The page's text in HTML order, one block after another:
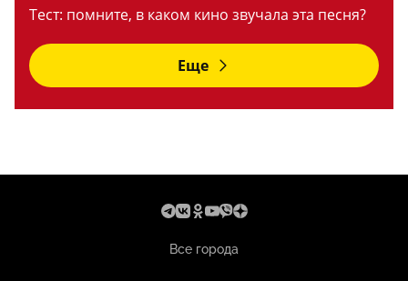
Тест: помните, в каком кино звучала эта песня?
Еще
Все города